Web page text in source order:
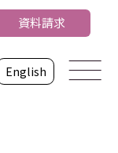
English
資料請求